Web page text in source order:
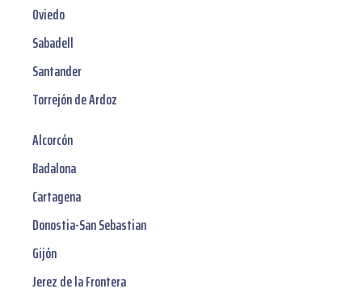
Oviedo
Sabadell
Santander
Torrejón de Ardoz
Alcorcón
Badalona
Cartagena
Donostia-San Sebastian
Gijón
Jerez de la Frontera